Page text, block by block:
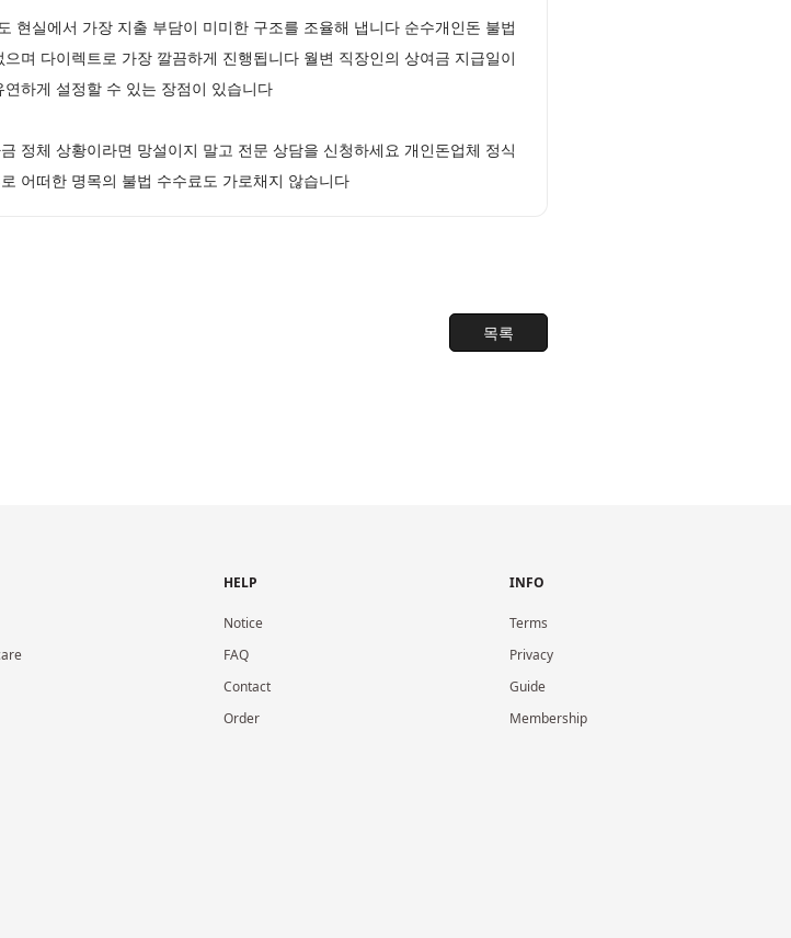
현실에서 가장 지출 부담이 미미한 구조를 조율해 냅니다 순수개인돈 불법
며 다이렉트로 가장 깔끔하게 진행됩니다 월변 직장인의 상여금 지급일이
하게 설정할 수 있는 장점이 있습니다
정체 상황이라면 망설이지 말고 전문 상담을 신청하세요 개인돈업체 정식
어떠한 명목의 불법 수수료도 가로채지 않습니다
목록
HELP
Notice
FAQ
Contact
Order
INFO
Terms
Privacy
Guide
Membership